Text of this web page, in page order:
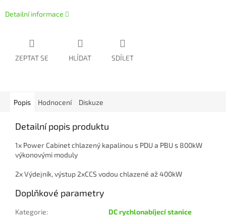
Detailní informace
ZEPTAT SE HLÍDAT SDÍLET
Popis Hodnocení Diskuze
Detailní popis produktu
1x Power Cabinet chlazený kapalinou s PDU a PBU s 800kW
výkonovými moduly
2x Výdejník, výstup 2xCCS vodou chlazené až 400kW
Doplňkové parametry
Kategorie:
DC rychlonabíjecí stanice